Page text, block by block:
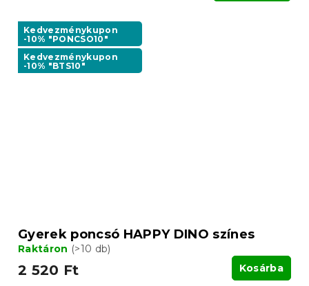
Kedvezménykupon
-10% "PONCSO10"
Kedvezménykupon
-10% "BTS10"
Gyerek poncsó HAPPY DINO színes
Raktáron (>10 db)
2 520 Ft Kosárba